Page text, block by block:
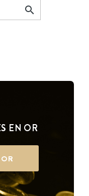

EN OR